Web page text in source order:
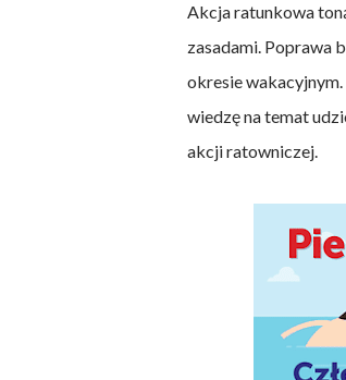
Akcja ratunkowa
zasadami. Poprawa
okresie
wiedzę na temat
akcji ratowniczej.